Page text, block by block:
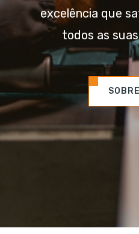
excelência que
todos as